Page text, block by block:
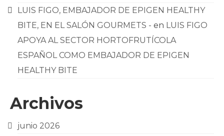
LUIS FIGO, EMBAJADOR DE EPIGEN HEALTHY
BITE, EN EL SALÓN GOURMETS - en LUIS FIGO
APOYA AL SECTOR HORTOFRUTÍCOLA
ESPAÑOL COMO EMBAJADOR DE EPIGEN
HEALTHY BITE
Archivos
junio 2026